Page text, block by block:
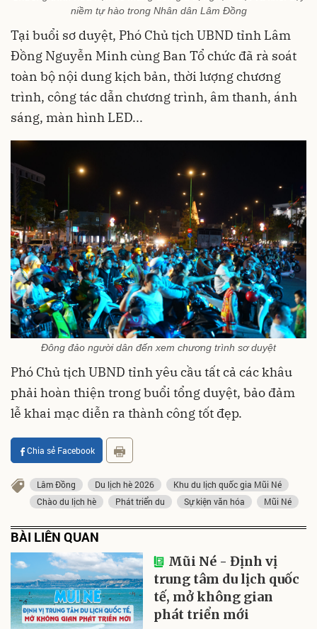
niềm tự hào trong Nhân dân Lâm Đồng
Tại buổi sơ duyệt, Phó Chủ tịch UBND tỉnh Lâm
Đồng Nguyễn Minh cùng Ban Tổ chức đã rà soát
toàn bộ nội dung kịch bản, thời lượng chương
trình, công tác dẫn chương trình, âm thanh, ánh
sáng, màn hình LED...
Đông đảo người dân đến xem chương trình sơ duyệt
Phó Chủ tịch UBND tỉnh yêu cầu tất cả các khâu
phải hoàn thiện trong buổi tổng duyệt, bảo đảm
lễ khai mạc diễn ra thành công tốt đẹp.
Chia sẻ Facebook
Lâm Đồng Du lịch hè 2026
Khu du lịch quốc gia Mũi Né
Chào du lịch hè
Phát triển du Sự kiện văn hóa Mũi Né
BÀI LIÊN QUAN
Mũi Né - Định vị
trung tâm du lịch quốc
tế, mở không gian
phát triển mới